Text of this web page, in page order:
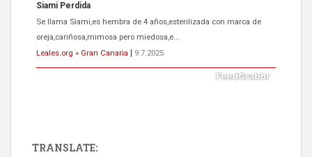
Siami Perdida
Se llama Siami,es hembra de 4 años,esterilizada con marca de
oreja,cariñosa,mimosa pero miedosa,e...
Leales.org » Gran Canaria
9.7.2025
TRANSLATE: